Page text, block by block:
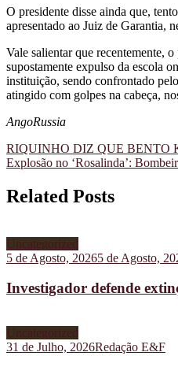
O presidente disse ainda que,
apresentado ao Juiz de Garantia,
Vale salientar que recentemente,
supostamente expulso da escola
instituição, sendo confrontado
atingido com golpes na cabeça,
AngoRussia
Navegação
de
artigos
RIQUINHO DIZ QUE BENTO
Explosão no ‘Rosalinda’:
Related Posts
Uncategorized
5 de Agosto, 20265 de Agosto,
Investigador defende
Uncategorized
31 de Julho, 2026Redação E&F